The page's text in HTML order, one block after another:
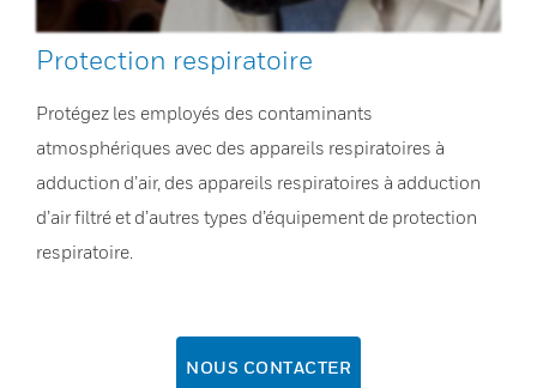
Protection respiratoire
Protégez les employés des contaminants
atmosphériques avec des appareils respiratoires à
adduction d’air, des appareils respiratoires à adduction
d’air filtré et d’autres types d’équipement de protection
respiratoire.
NOUS CONTACTER